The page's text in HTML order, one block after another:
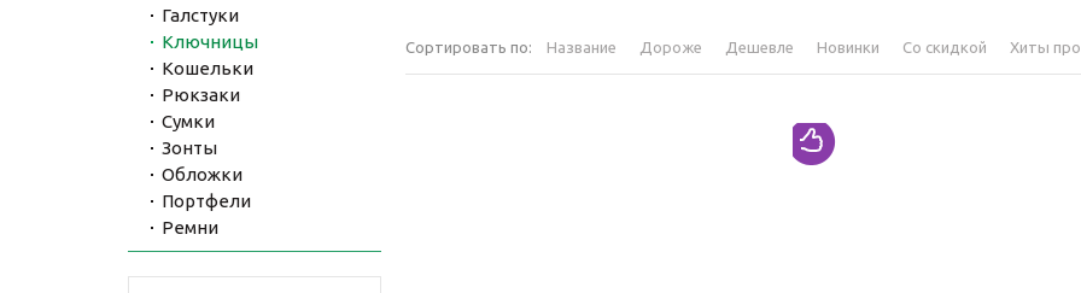
Галстуки
Ключницы
Кошельки
Рюкзаки
Сумки
Зонты
Обложки
Портфели
Ремни
Сортировать по: Название Дороже Дешевле Новинки Со скидкой Хиты